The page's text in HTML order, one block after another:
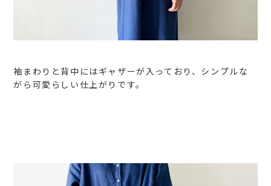
袖まわりと背中にはギャザーが入っており、シンプルな
がら可愛らしい仕上がりです。